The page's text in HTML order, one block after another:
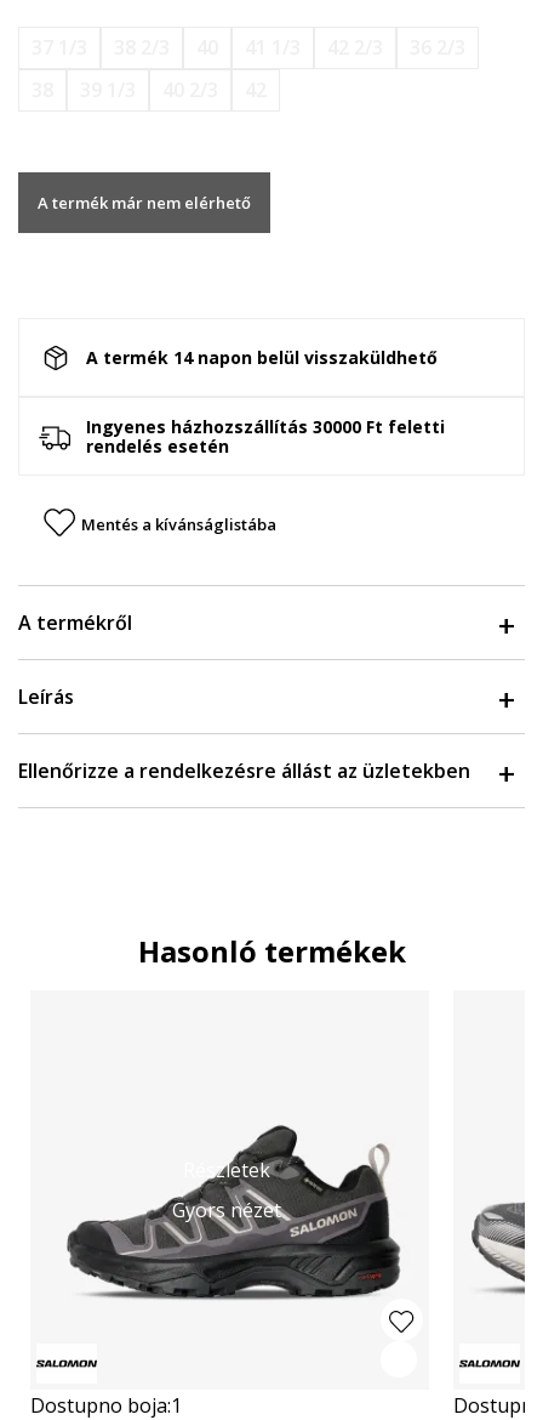
A termék már nem elérhető
A termék 14 napon belül visszaküldhető
Ingyenes házhozszállítás 30000 Ft feletti
rendelés esetén
Mentés a kívánságlistába
A termékről
Leírás
Ellenőrizze a rendelkezésre állást az üzletekben
Hasonló termékek
Részletek
Gyors nézet
Dostupno boja:1